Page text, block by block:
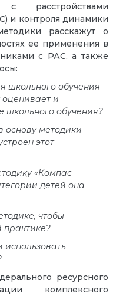
расстройствами
и контроля динамики
расскажут о
ее применения в
с РАС, а также
школьного обучения
оценивает и
школьного обучения?
основу методики
этот
«Компас
детей она
чтобы
практике?
использовать
ресурсного
комплексного